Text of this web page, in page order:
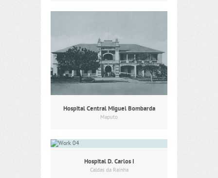
Hospital Central Miguel Bombarda
Maputo
Hospital D. Carlos I
Caldas da Rainha